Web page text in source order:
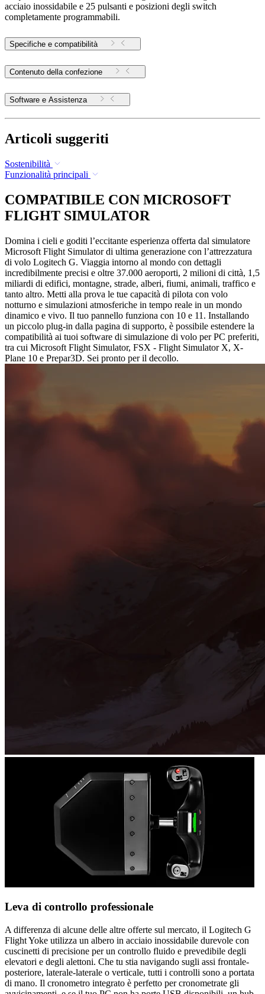
acciaio inossidabile e 25 pulsanti e posizioni degli switch
completamente programmabili.
Specifiche e compatibilità
Contenuto della confezione
Software e Assistenza
Articoli suggeriti
Sostenibilità
Funzionalità principali
COMPATIBILE CON MICROSOFT
FLIGHT SIMULATOR
Domina i cieli e goditi l’eccitante esperienza offerta dal simulatore
Microsoft Flight Simulator di ultima generazione con l’attrezzatura
di volo Logitech G. Viaggia intorno al mondo con dettagli
incredibilmente precisi e oltre 37.000 aeroporti, 2 milioni di città, 1,5
miliardi di edifici, montagne, strade, alberi, fiumi, animali, traffico e
tanto altro. Metti alla prova le tue capacità di pilota con volo
notturno e simulazioni atmosferiche in tempo reale in un mondo
dinamico e vivo. Il tuo pannello funziona con 10 e 11. Installando
un piccolo plug-in dalla pagina di supporto, è possibile estendere la
compatibilità ai tuoi software di simulazione di volo per PC preferiti,
tra cui Microsoft Flight Simulator, FSX - Flight Simulator X, X-
Plane 10 e Prepar3D. Sei pronto per il decollo.
Leva di controllo professionale
A differenza di alcune delle altre offerte sul mercato, il Logitech G
Flight Yoke utilizza un albero in acciaio inossidabile durevole con
cuscinetti di precisione per un controllo fluido e prevedibile degli
elevatori e degli alettoni. Che tu stia navigando sugli assi frontale-
posteriore, laterale-laterale o verticale, tutti i controlli sono a portata
di mano. Il cronometro integrato è perfetto per cronometrate gli